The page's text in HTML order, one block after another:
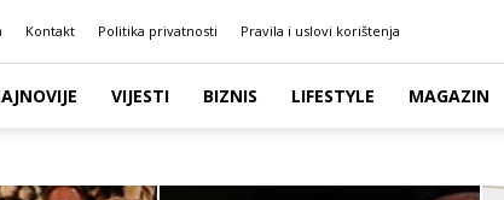
Kontakt Politika privatnosti Pravila i uslovi korištenja
VIJESTI BIZNIS LIFESTYLE MAGAZIN